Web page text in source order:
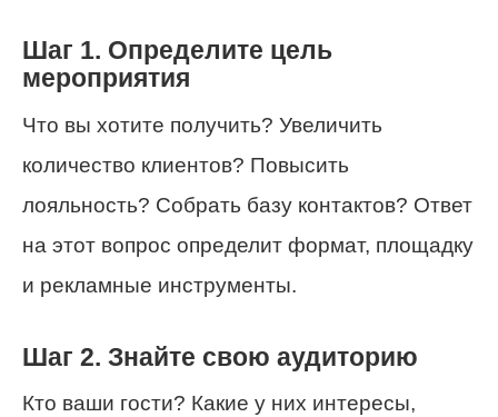
Шаг 1. Определите цель
мероприятия
Что вы хотите получить? Увеличить
количество клиентов? Повысить
лояльность? Собрать базу контактов? Ответ
на этот вопрос определит формат, площадку
и рекламные инструменты.
Шаг 2. Знайте свою аудиторию
Кто ваши гости? Какие у них интересы,